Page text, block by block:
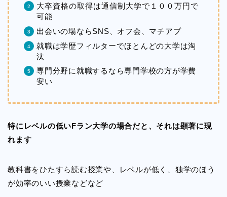
大卒資格の取得は通信制大学で１００万円で
可能
出会いの場ならSNS、オフ会、マチアプ
就職は学歴フィルターでほとんどの大学は淘
汰
専門分野に就職するなら専門学校の方が学費
安い
特にレベルの低いFラン大学の場合だと、それは顕著に現
れます
教科書をひたすら読む授業や、レベルが低く、独学のほう
が効率のいい授業などなど